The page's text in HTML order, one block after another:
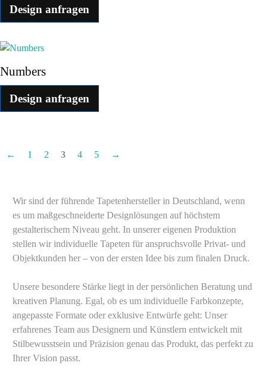
Design anfragen
Numbers
Design anfragen
← 1 2 3 4 5 →
Wir sind der führende Tapetenhersteller in Deutschland, wenn
es um maßgeschneiderte Designlösungen auf höchstem
gestalterischem Niveau geht. In unserer eigenen Produktion
stellen wir individuelle Tapeten für anspruchsvolle Privat- und
Objektkunden her – von der ersten Idee bis zum finalen Druck.
Unsere besondere Stärke liegt in der persönlichen Beratung und
kreativen Planung. Egal, ob es um individuelle Farbkonzepte,
angepasste Formate oder exklusive Entwürfe geht: Unser
erfahrenes Team aus Designern und Künstlern entwickelt mit
Stilbewusstsein und Präzision genau das Produkt, das perfekt zu
Ihrer Vision passt.